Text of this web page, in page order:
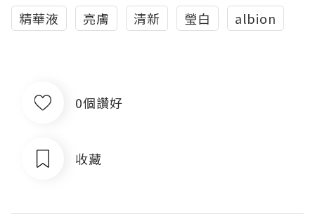
精華液 亮膚 清新 瑩白 albion
0個讚好
收藏